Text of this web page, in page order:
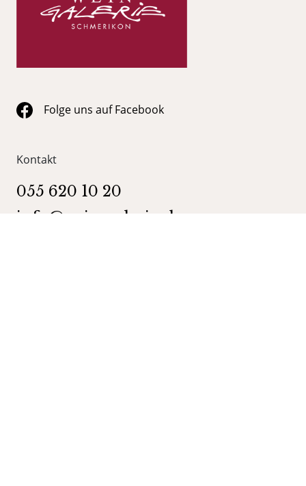
Folge uns auf Facebook
Kontakt
055 620 10 20
info@wein-galerie.ch